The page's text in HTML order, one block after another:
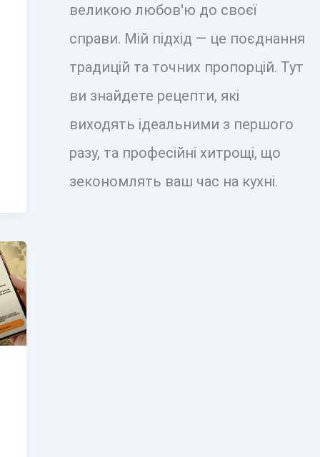
великою любов'ю до своєї
справи. Мій підхід — це поєднання
традицій та точних пропорцій. Тут
ви знайдете рецепти, які
виходять ідеальними з першого
разу, та професійні хитрощі, що
зекономлять ваш час на кухні.